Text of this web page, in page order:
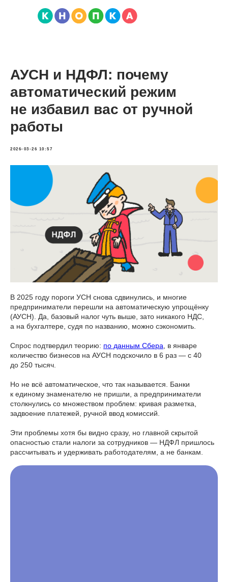
АУСН и НДФЛ: почему
автоматический режим
не избавил вас от ручной
работы
2026-03-26 10:57
В 2025 году пороги УСН снова сдвинулись, и многие
предприниматели перешли на автоматическую упрощёнку
(АУСН). Да, базовый налог чуть выше, зато никакого НДС,
а на бухгалтере, судя по названию, можно сэкономить.
Спрос подтвердил теорию: по данным Сбера , в январе
количество бизнесов на АУСН подскочило в 6 раз — с 40
до 250 тысяч.
Но не всё автоматическое, что так называется. Банки
к единому знаменателю не пришли, а предприниматели
столкнулись со множеством проблем: кривая разметка,
задвоение платежей, ручной ввод комиссий.
Эти проблемы хотя бы видно сразу, но главной скрытой
опасностью стали налоги за сотрудников — НДФЛ пришлось
рассчитывать и удерживать работодателям, а не банкам.